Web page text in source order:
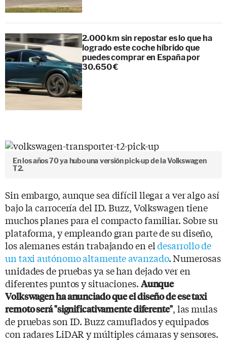
2.000 km sin repostar es lo que ha
logrado este coche híbrido que
puedes comprar en España por
30.650 €
En los años 70 ya hubo una versión pick-up de la Volkswagen
T2.
Sin embargo, aunque sea difícil llegar a ver algo así
bajo la carrocería del ID. Buzz, Volkswagen tiene
muchos planes para el compacto familiar. Sobre su
plataforma, y empleando gran parte de su diseño,
los alemanes están trabajando en eldesarrollo de
un taxi autónomo altamente avanzado. Numerosas
unidades de pruebas ya se han dejado ver en
diferentes puntos y situaciones. Aunque
Volkswagen ha anunciado que el diseño de ese taxi
remoto será "significativamente diferente", las mulas
de pruebas son ID. Buzz camuflados y equipados
con radares LiDAR y múltiples cámaras y sensores.